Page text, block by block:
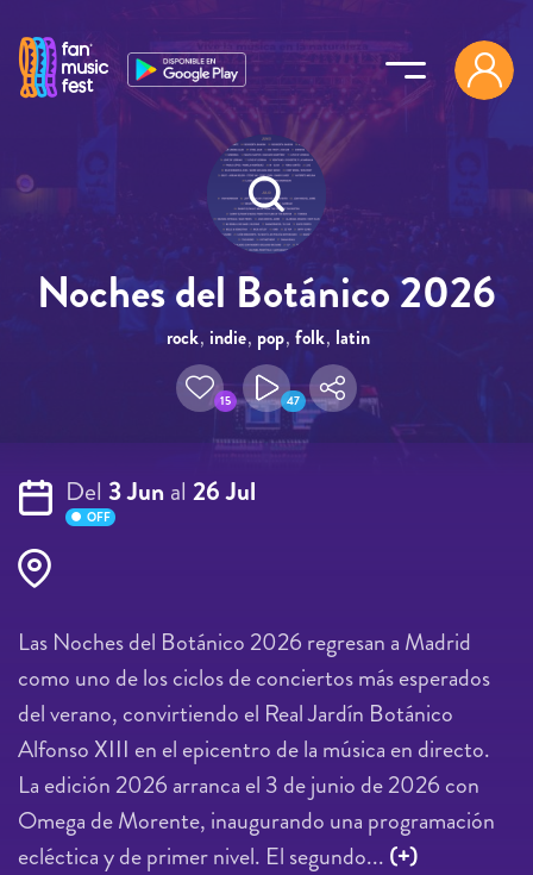
Noches del Botánico 2026
rock, indie, pop, folk, latin
15 47
Del 3 Junal 26 Jul
OFF
Las Noches del Botánico 2026 regresan a Madrid
como uno de los ciclos de conciertos más esperados
del verano, convirtiendo el Real Jardín Botánico
Alfonso XIII en el epicentro de la música en directo.
La edición 2026 arranca el 3 de junio de 2026 con
Omega de Morente, inaugurando una programación
ecléctica y de primer nivel. El segundo... (+)